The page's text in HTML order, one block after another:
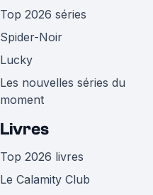
Top 2026 séries
Spider-Noir
Lucky
Les nouvelles séries du
moment
Livres
Top 2026 livres
Le Calamity Club